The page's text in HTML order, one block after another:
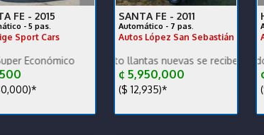
FE - 2015
- 5 pas.
Sport Cars
SANTA FE - 2011
Automático - 7 pas.
Autos López San Sebastián
completo llantas nuevas se recibe y se financia
¢ 5,950,000
($ 12,935)*
Carro nacional comprado en